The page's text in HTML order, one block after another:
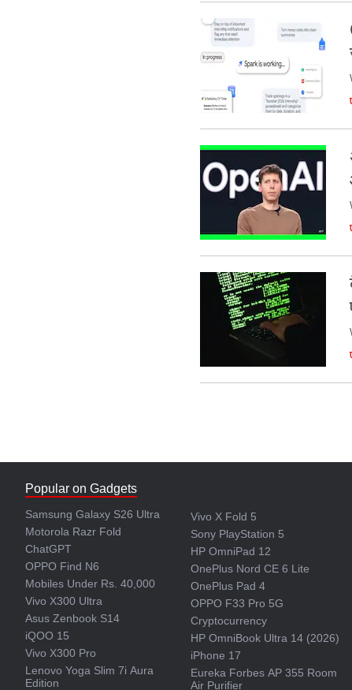
Popular on Gadgets
Samsung Galaxy S26 Ultra
Motorola Razr Fold
ChatGPT
OPPO Find N6
Mobiles Under Rs. 40,000
Vivo X300 Ultra
Asus Zenbook S14
iQOO 15
Vivo X300 Pro
Lenovo Yoga Slim 7i Aura
Edition
Vivo X Fold 5
Sony PlayStation 5
HP OmniPad 12
OnePlus Nord CE 6 Lite
OnePlus Pad 4
OPPO F33 Pro 5G
Cryptocurrency
HP OmniBook Ultra 14 (2026)
iPhone 17
Eureka Forbes AP 355 Room
Air Purifier